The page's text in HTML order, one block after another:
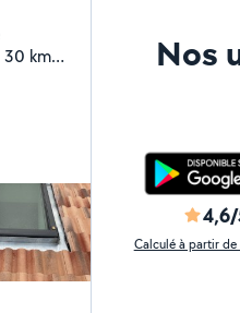
30 km
Nos
Calculé à partir de